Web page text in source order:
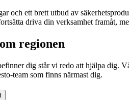
och ett brett utbud av
driva din verksamhet framåt,
regionen
dig står vi redo att hjälpa dig.
team som finns närmast dig.